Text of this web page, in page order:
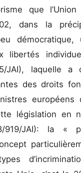
que l’Union
dans la
démocratique,
libertés
JAI), laquelle a
des droits
législation en
919/JAI): la «